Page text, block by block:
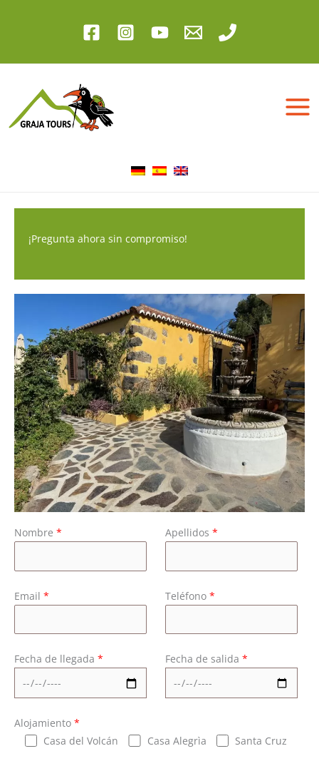
¡Pregunta ahora sin compromiso!
Nombre * Apellidos*
Email * Teléfono*
Fecha de llegada * Fecha de salida*
Alojamiento *
Casa del Volcán
Casa Alegrìa Santa Cruz